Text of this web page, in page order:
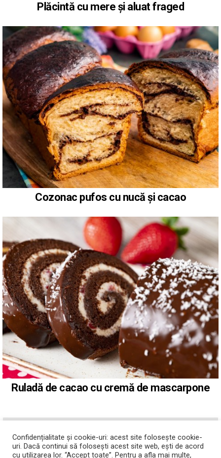
Plăcintă cu mere și aluat fraged
Cozonac pufos cu nucă și cacao
Ruladă de cacao cu cremă de mascarpone
Confidențialitate și cookie-uri: acest site folosește cookie-
uri. Dacă continui să folosești acest site web, ești de acord
cu utilizarea lor. “Accept toate”. Pentru a afla mai multe,